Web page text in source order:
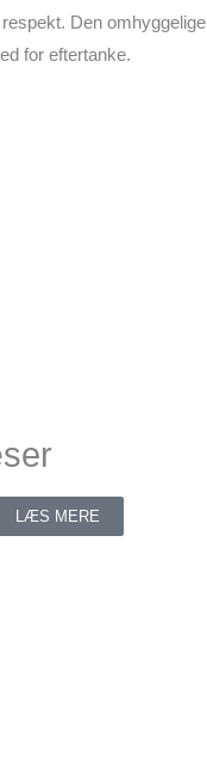
Den omhyggelige
for eftertanke.
LÆS MERE